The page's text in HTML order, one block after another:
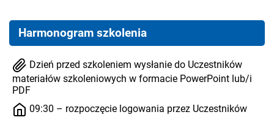
Harmonogram szkolenia
Dzień przed szkoleniem wysłanie do Uczestników
materiałów szkoleniowych w formacie PowerPoint lub/i
PDF
09:30 – rozpoczęcie logowania przez Uczestników